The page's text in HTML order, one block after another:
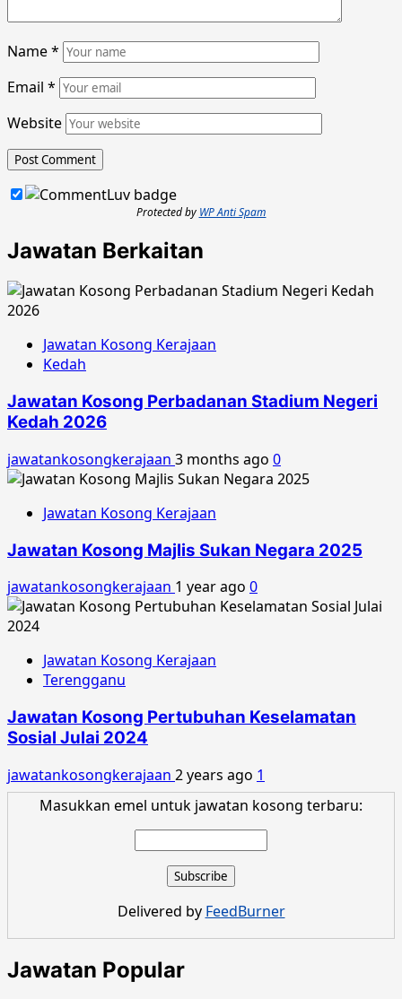
Name*
Email *
Website
Protected by WP Anti Spam
Jawatan Berkaitan
Jawatan Kosong Kerajaan
Kedah
Jawatan Kosong Perbadanan Stadium Negeri
Kedah 2026
jawatankosongkerajaan 3 months ago 0
Jawatan Kosong Kerajaan
Jawatan Kosong Majlis Sukan Negara 2025
jawatankosongkerajaan 1 year ago 0
Jawatan Kosong Kerajaan
Terengganu
Jawatan Kosong Pertubuhan Keselamatan
Sosial Julai 2024
jawatankosongkerajaan 2 years ago 1
Masukkan emel untuk jawatan kosong terbaru:
Delivered by FeedBurner
Jawatan Popular